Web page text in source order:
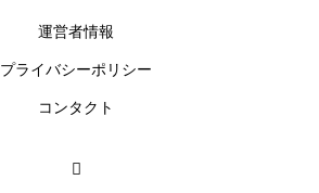
運営者情報
プライバシーポリシー
コンタクト